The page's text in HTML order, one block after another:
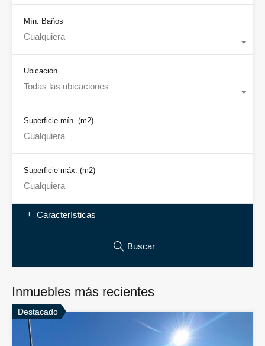
Mín. Baños
Cualquiera
Ubicación
Todas las ubicaciones
Superficie mín. (m2)
Superficie máx. (m2)
Características
Buscar
Inmuebles más recientes
Destacado